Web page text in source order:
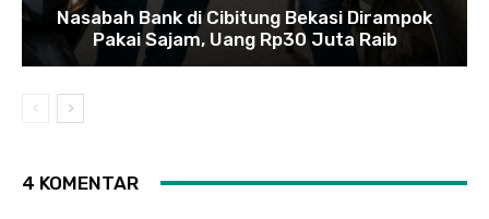
Nasabah Bank di Cibitung Bekasi Dirampok
Pakai Sajam, Uang Rp30 Juta Raib
4 KOMENTAR